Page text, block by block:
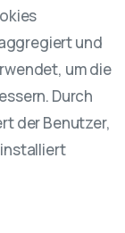
und
um die
Durch
der Benutzer,